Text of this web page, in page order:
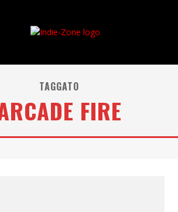
TAGGATO
FIRE